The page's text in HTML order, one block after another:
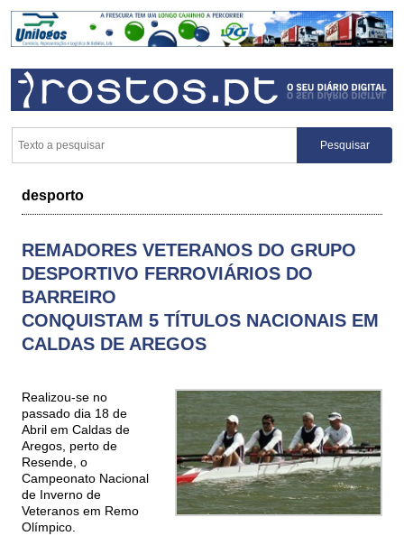
desporto
REMADORES VETERANOS DO GRUPO
DESPORTIVO FERROVIÁRIOS DO
BARREIRO
CONQUISTAM 5 TÍTULOS NACIONAIS EM
CALDAS DE AREGOS
Realizou-se no
passado dia 18 de
Abril em Caldas de
Aregos, perto de
Resende, o
Campeonato Nacional
de Inverno de
Veteranos em Remo
Olímpico.